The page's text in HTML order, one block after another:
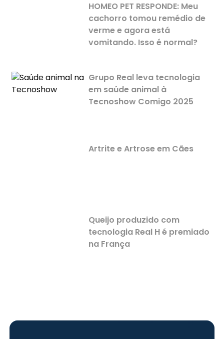
HOMEO PET RESPONDE: Meu
cachorro tomou remédio de
verme e agora está
vomitando. Isso é normal?
Grupo Real leva tecnologia
em saúde animal à
Tecnoshow Comigo 2025
Artrite e Artrose em Cães
Queijo produzido com
tecnologia Real H é premiado
na França